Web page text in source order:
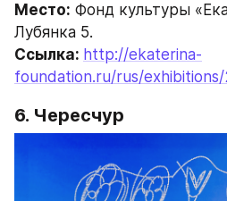
Место: Фонд культуры
Лубянка 5.
Ссылка: http://ekaterina-
foundation.ru/rus/
6. Чересчур